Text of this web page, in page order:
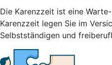
Die Karenzzeit ist eine
Karenzzeit legen Sie im
Selbstständigen und